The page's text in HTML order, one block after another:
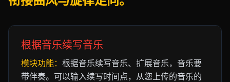
根据音乐续写音乐
模块功能： 根据音乐续写音乐、扩展音乐，音乐要
带伴奏。可以输入续写时间点，从您上传的音乐的